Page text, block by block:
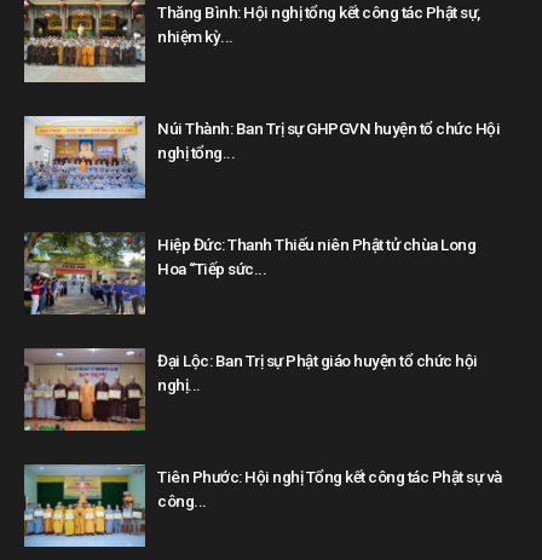
Thăng Bình: Hội nghị tổng kết công tác Phật sự,
nhiệm kỳ...
Núi Thành: Ban Trị sự GHPGVN huyện tổ chức Hội
nghị tổng...
Hiệp Đức: Thanh Thiếu niên Phật tử chùa Long
Hoa “Tiếp sức...
Đại Lộc: Ban Trị sự Phật giáo huyện tổ chức hội
nghị...
Tiên Phước: Hội nghị Tổng kết công tác Phật sự và
công...